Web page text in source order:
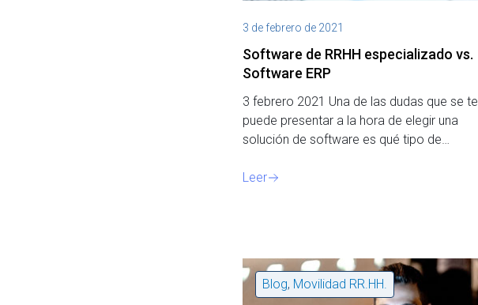
3 de febrero de 2021
Software de RRHH especializado vs.
Software ERP
3 febrero 2021 Una de las dudas que se te
puede presentar a la hora de elegir una
solución de software es qué tipo de…
Leer
Blog, Movilidad RR.HH.